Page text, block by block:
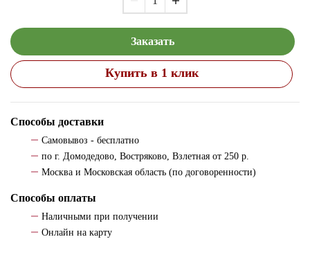
Заказать
Купить в 1 клик
Способы доставки
Самовывоз - бесплатно
по г. Домодедово, Востряково, Взлетная от 250 р.
Москва и Московская область (по договоренности)
Способы оплаты
Наличными при получении
Онлайн на карту